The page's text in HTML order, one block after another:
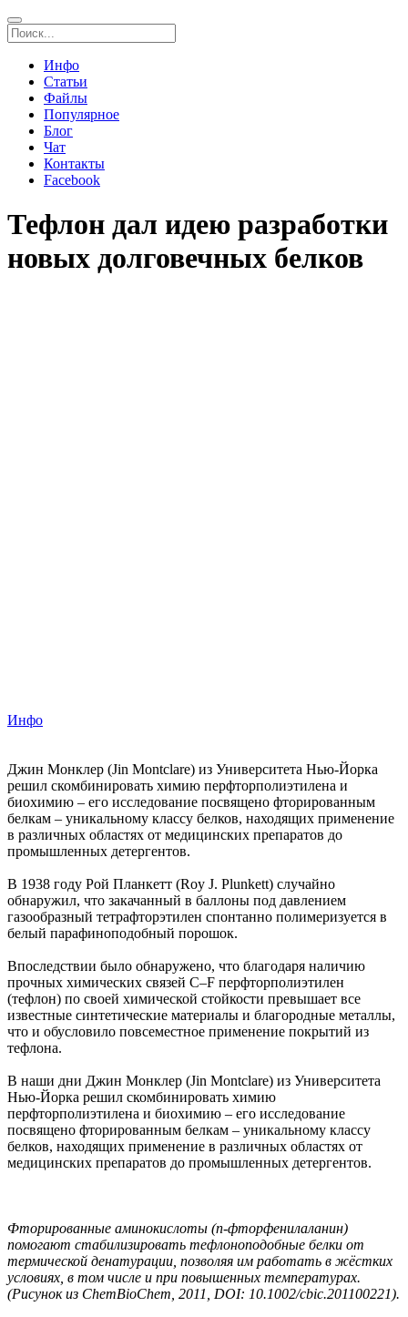
Инфо
Статьи
Файлы
Популярное
Блог
Чат
Контакты
Facebook
Тефлон дал идею разработки
новых долговечных белков
Инфо
Джин Монклер (Jin Montclare) из Университета Нью-Йорка
решил скомбинировать химию перфторполиэтилена и
биохимию – его исследование посвящено фторированным
белкам – уникальному классу белков, находящих применение
в различных областях от медицинских препаратов до
промышленных детергентов.
В 1938 году Рой Планкетт (Roy J. Plunkett) случайно
обнаружил, что закачанный в баллоны под давлением
газообразный тетрафторэтилен спонтанно полимеризуется в
белый парафиноподобный порошок.
Впоследствии было обнаружено, что благодаря наличию
прочных химических связей C–F перфторполиэтилен
(тефлон) по своей химической стойкости превышает все
известные синтетические материалы и благородные металлы,
что и обусловило повсеместное применение покрытий из
тефлона.
В наши дни Джин Монклер (Jin Montclare) из Университета
Нью-Йорка решил скомбинировать химию
перфторполиэтилена и биохимию – его исследование
посвящено фторированным белкам – уникальному классу
белков, находящих применение в различных областях от
медицинских препаратов до промышленных детергентов.
Фторированные аминокислоты (п-фторфенилаланин)
помогают стабилизировать тефлоноподобные белки от
термической денатурации, позволяя им работать в жёстких
условиях, в том числе и при повышенных температурах.
(Рисунок из ChemBioChem, 2011, DOI: 10.1002/cbic.201100221).